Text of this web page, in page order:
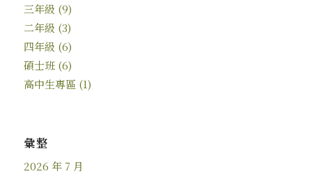
三年級 (9)
二年級 (3)
四年級 (6)
碩士班(6)
高中生專區 (1)
彙整
2026 年 7 月